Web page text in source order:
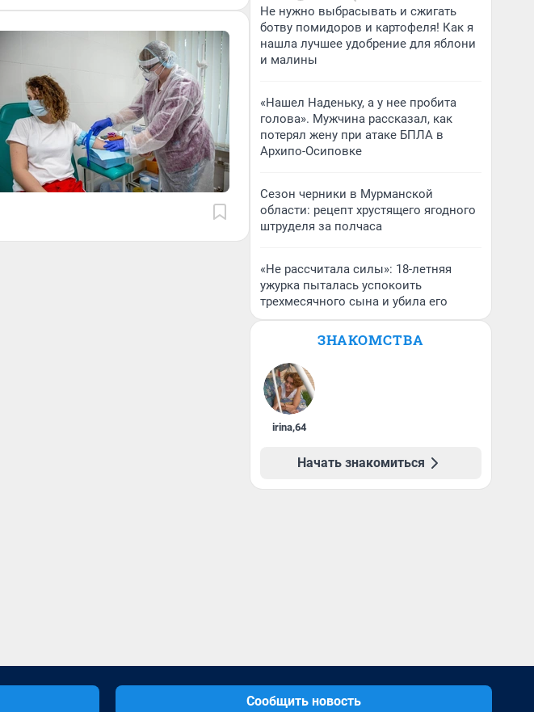
Не нужно выбрасывать и сжигать
ботву помидоров и картофеля! Как я
нашла лучшее удобрение для яблони
и малины
«Нашел Наденьку, а у нее пробита
голова». Мужчина рассказал, как
потерял жену при атаке БПЛА в
Архипо-Осиповке
Сезон черники в Мурманской
области: рецепт хрустящего ягодного
штруделя за полчаса
«Не рассчитала силы»: 18-летняя
ужурка пыталась успокоить
трехмесячного сына и убила его
ЗНАКОМСТВА
irina,64
Начать знакомиться
Сообщить новость